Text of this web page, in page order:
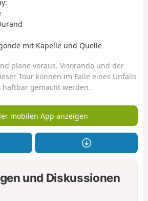
mit Kapelle und Quelle
plane voraus. Visorando und der
Tour können im Falle eines Unfalls
gemacht werden.
mobilen App anzeigen
und Diskussionen